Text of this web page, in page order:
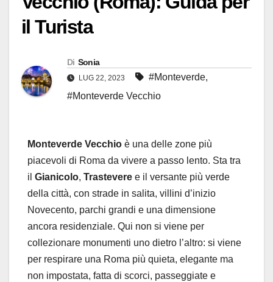
il Turista
Di Sonia
LUG 22, 2023 #Monteverde,
#Monteverde Vecchio
Monteverde Vecchio è una delle zone più
piacevoli di Roma da vivere a passo lento. Sta tra
il Gianicolo, Trastevere e il versante più verde
della città, con strade in salita, villini d’inizio
Novecento, parchi grandi e una dimensione
ancora residenziale. Qui non si viene per
collezionare monumenti uno dietro l’altro: si viene
per respirare una Roma più quieta, elegante ma
non impostata, fatta di scorci, passeggiate e